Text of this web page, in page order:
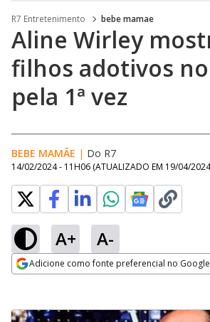
R7 Entretenimento bebe mamae
Aline Wirley
filhos adotivos
pela 1ª vez
BEBE MAMÃE | Do R7
14/02/2024 - 11H06 (ATUALIZADO EM 19/04/
A+ A-
Adicione como fonte preferencial no Google